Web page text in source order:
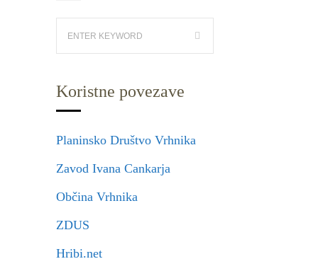
Koristne povezave
Planinsko Društvo Vrhnika
Zavod Ivana Cankarja
Občina Vrhnika
ZDUS
Hribi.net